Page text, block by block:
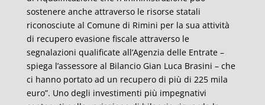
sostenere anche attraverso le risorse statali
riconosciute al Comune di Rimini per la sua attività
di recupero evasione fiscale attraverso le
segnalazioni qualificate all’Agenzia delle Entrate –
spiega l’assessore al Bilancio Gian Luca Brasini – che
ci hanno portato ad un recupero di più di 225 mila
euro”. Uno degli investimenti più impegnativi